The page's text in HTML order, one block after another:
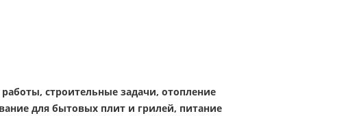
строительные задачи, отопление
для бытовых плит и грилей, питание